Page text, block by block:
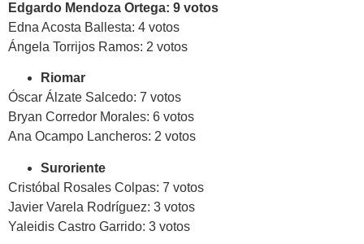
Edgardo Mendoza Ortega: 9 votos
Edna Acosta Ballesta: 4 votos
Ángela Torrijos Ramos: 2 votos
Riomar
Óscar Álzate Salcedo: 7 votos
Bryan Corredor Morales: 6 votos
Ana Ocampo Lancheros: 2 votos
Suroriente
Cristóbal Rosales Colpas: 7 votos
Javier Varela Rodríguez: 3 votos
Yaleidis Castro Garrido: 3 votos